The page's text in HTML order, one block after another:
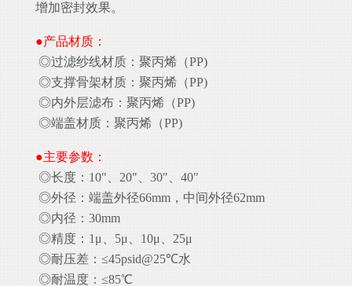
增加密封效果。
●产品材质：
◎过滤纱线材质：聚丙烯（PP)
◎支撑骨架材质：聚丙烯（PP)
◎内外层滤布：聚丙烯（PP)
◎端盖材质：聚丙烯（PP)
●主要参数：
◎长度：10"、20"、30"、40"
◎外径：端盖外径66mm，中间外径62mm
◎内径：30mm
◎精度：1μ、5μ、10μ、25μ
◎耐压差：≤45psid@25℃水
◎耐温度：≤85℃